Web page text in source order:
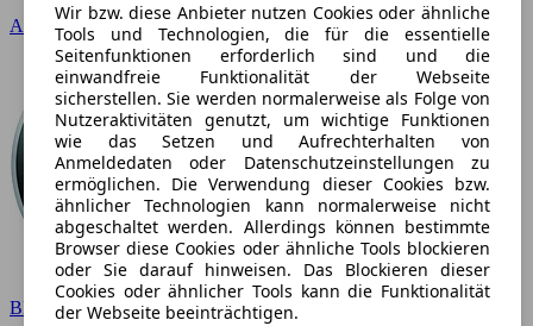
Audi
BMW
Wir bzw. diese Anbieter nutzen Cookies oder ähnliche
Tools und Technologien, die für die essentielle
Seitenfunktionen erforderlich sind und die
einwandfreie Funktionalität der Webseite
sicherstellen. Sie werden normalerweise als Folge von
Nutzeraktivitäten genutzt, um wichtige Funktionen
wie das Setzen und Aufrechterhalten von
Anmeldedaten oder Datenschutzeinstellungen zu
ermöglichen. Die Verwendung dieser Cookies bzw.
ähnlicher Technologien kann normalerweise nicht
abgeschaltet werden. Allerdings können bestimmte
Browser diese Cookies oder ähnliche Tools blockieren
oder Sie darauf hinweisen. Das Blockieren dieser
Cookies oder ähnlicher Tools kann die Funktionalität
der Webseite beeinträchtigen.